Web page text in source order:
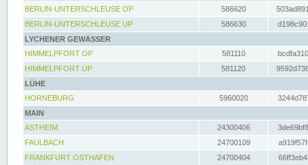
BERLIN-UNTERSCHLEUSE OP
586620
BERLIN-UNTERSCHLEUSE UP
586630
LYCHENER GEWÄSSER
HIMMELPFORT OP
581110
HIMMELPFORT UP
581120
LÜHE
HORNEBURG
5960020
MAIN
ASTHEIM
24300406
FAULBACH
24700109
FRANKFURT OSTHAFEN
24700404